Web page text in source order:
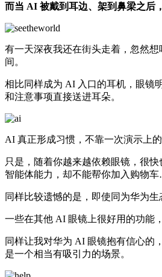
而当 AI 被戴到耳边、架到鼻梁之后
有一天深夜我还在街头走着，忽然
间。
相比同样成为 AI 入口的耳机，眼镜
和注意事项直接送进耳朵。
AI 真正形成习惯，不靠一次演示上
只是，随着你越来越依赖眼镜，很
智能体能力，却不能帮你加入购物
同样比较遗憾的是，即使同为华为
一些在其他 AI 眼镜上很好用的功能
同样让我对华为 AI 眼镜抱有信心的
是一个相当有吸引力的场景。